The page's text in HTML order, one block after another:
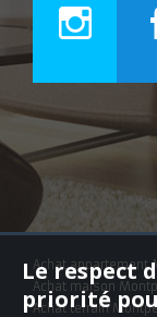
Achat appartement
Achat maison
Achat terrain
Le respect
priorité